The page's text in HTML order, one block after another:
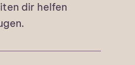
dir helfen